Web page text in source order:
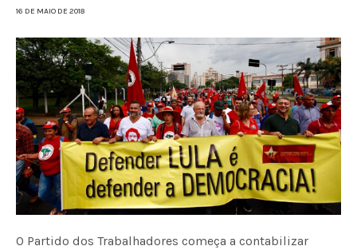
16 DE MAIO DE 2018
O Partido dos Trabalhadores começa a contabilizar